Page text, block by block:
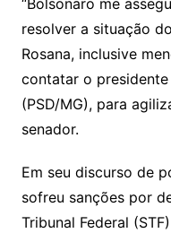
“Bolsonaro me
resolver a situação
Rosana, inclusive
contatar o
(PSD/MG), para
senador.
Em seu discurso de
sofreu sanções por
Tribunal Federal